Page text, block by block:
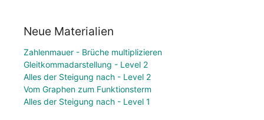
Neue Materialien
Zahlenmauer - Brüche multiplizieren
Gleitkommadarstellung - Level 2
Alles der Steigung nach - Level 2
Vom Graphen zum Funktionsterm
Alles der Steigung nach - Level 1